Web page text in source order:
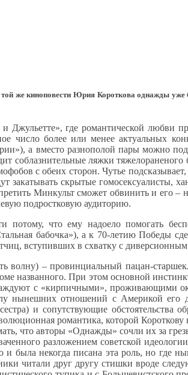
же киноповести Юрия Короткова однажды
Джульетте», где романтической любви
число более или менее актуальных
а вместо разнополой пары можно
соблазнительные ляжки тяжелораненого
с обеих сторон. Чутье
закатывать скрытые гомосексуалисты,
Минкульт сможет обвинить и его –
подростковую аудиторию.
потому, что ему надоело помогать
бабочка»), а к 70-летию Победы
вступивших в схватку с
волну) – провинциальный пацан-
названного. При этом основной
с «кирпичными», проживающими
нынешних отношений с Америкой его
и сопутствующие обстоятельства
романтика, которой
что авторы «Однажды» сочли их за
разложением советской
была некогда писана эта роль, но где
читали друг другу стишки вроде